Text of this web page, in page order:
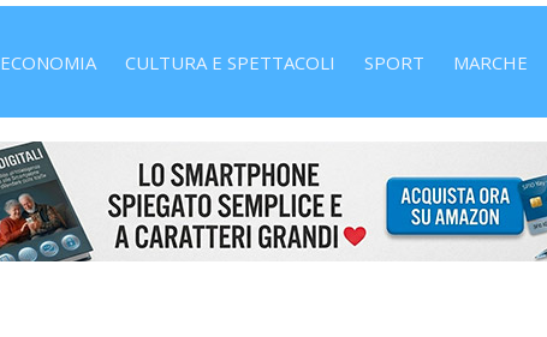
ECONOMIA CULTURA E SPETTACOLI SPORT MARCHE